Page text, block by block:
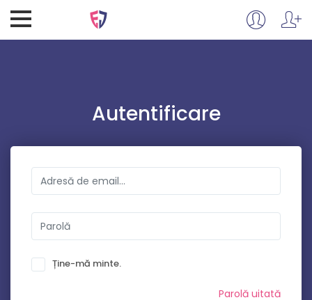
Autentificare
Ține-mă minte.
Parolă uitată